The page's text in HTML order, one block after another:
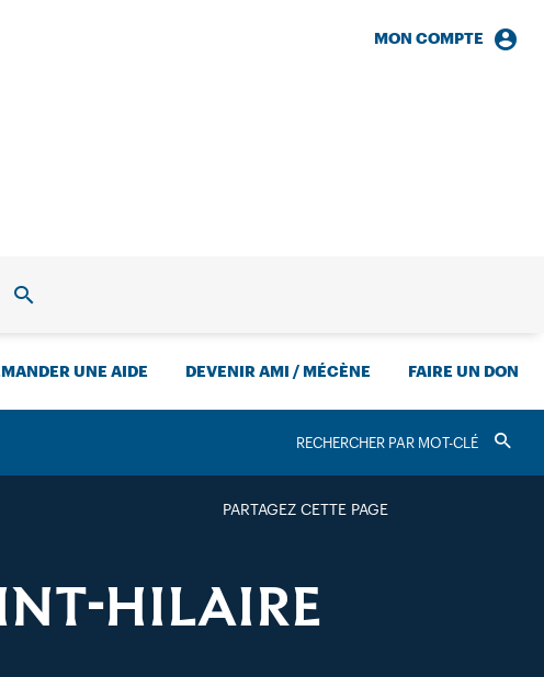
MON COMPTE
RECHERCHE
UNE AIDE DEVENIR AMI / MÉCÈNE FAIRE UN DON
Valider
PARTAGEZ CETTE PAGE
HILAIRE